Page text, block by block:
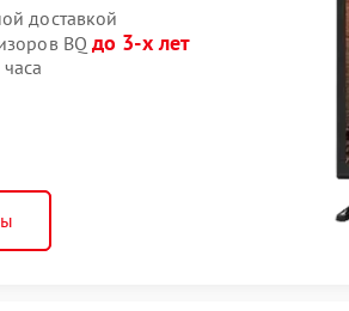
доставкой
BQ до 3-х лет